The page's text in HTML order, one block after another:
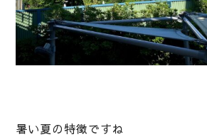
暑い夏の特徴ですね